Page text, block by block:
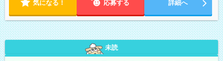
気になる！ 応募する 詳細へ
未読